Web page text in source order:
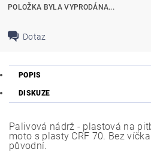
POLOŽKA BYLA VYPRODÁNA...
Dotaz
POPIS
DISKUZE
Palivová nádrž - plastová na
moto s plasty CRF 70. Bez
původní.